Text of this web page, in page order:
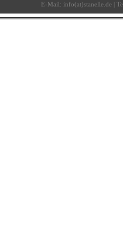
E-Mail: info(at)stanelle.de|